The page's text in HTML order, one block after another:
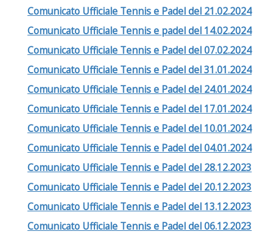
Comunicato Ufficiale Tennis e Padel del 21.02.2024
Comunicato Ufficiale Tennis e padel del 14.02.2024
Comunicato Ufficiale Tennis e Padel del 07.02.2024
Comunicato Ufficiale Tennis e Padel del 31.01.2024
Comunicato Ufficiale Tennis e Padel del 24.01.2024
Comunicato Ufficiale Tennis e Padel del 17.01.2024
Comunicato Ufficiale Tennis e Padel del 10.01.2024
Comunicato Ufficiale Tennis e Padel del 04.01.2024
Comunicato Ufficiale Tennis e Padel del 28.12.2023
Comunicato Ufficiale Tennis e Padel del 20.12.2023
Comunicato Ufficiale Tennis e Padel del 13.12.2023
Comunicato Ufficiale Tennis e Padel del 06.12.2023